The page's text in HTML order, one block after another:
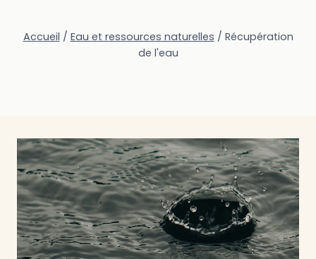
Accueil / Eau et ressources naturelles / Récupération
de l'eau